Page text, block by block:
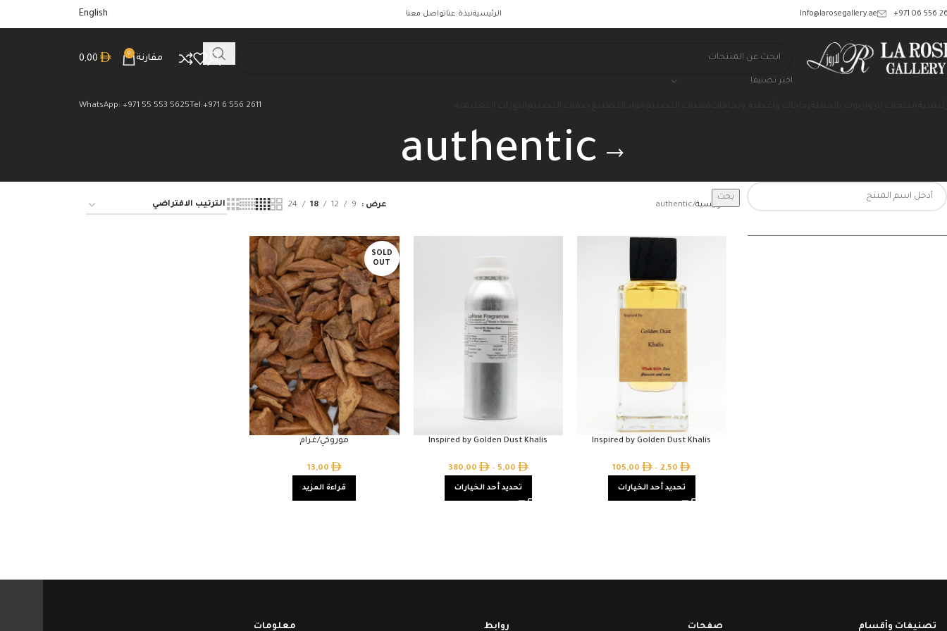
‎+971 06 556
Info@larosegallery.ae الرئيسيةنبذة عناتواصل معنا English
اختر تصنيفا
مقارنة
0
0,00
Tel:+971 6 556 2611
WhatsApp: +971 55 553 5625
authentic
بحث
الرئيسية authentic عرض 9
12
18
24
Inspired by Golden Dust Khalis
2,50
–
105,00
تحديد أحد الخيارات
Inspired by Golden Dust Khalis
5,00
–
380,00
تحديد أحد الخيارات
SOLD
OUT
موروكي/غرام
13,00
قراءة المزيد
تصنيفات وأقسام صفحات روابط معلومات